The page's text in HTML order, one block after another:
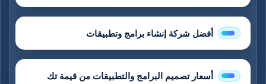
أفضل شركة إنشاء برامج وتطبيقات
أسعار تصميم البرامج والتطبيقات من قيمة تك